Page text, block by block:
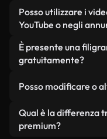
come LCP.
secondi un video
i nostri standard di
Non è richiesto
Tutti i video
senza citare il
gradito.
Posso utilizzare i
YouTube o negli
Sì. Tutti i filmati di
in video monetizzati
condizione che
È presente una
gratuitamente?
reali o generati
filigrane. Avrai a
all'uso.
Posso modificare o
Sì. Siete liberi di
nostri video.
Qual è la differenza
premium?